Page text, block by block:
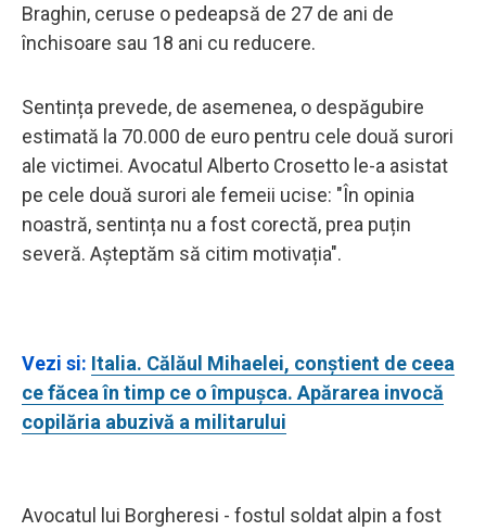
Braghin, ceruse o pedeapsă de 27 de ani de
închisoare sau 18 ani cu reducere.
Sentința prevede, de asemenea, o despăgubire
estimată la 70.000 de euro pentru cele două surori
ale victimei. Avocatul Alberto Crosetto le-a asistat
pe cele două surori ale femeii ucise: "În opinia
noastră, sentința nu a fost corectă, prea puțin
severă. Așteptăm să citim motivația".
Vezi si: Italia. Călăul Mihaelei, conștient de ceea
ce făcea în timp ce o împușca. Apărarea invocă
copilăria abuzivă a militarului
Avocatul lui Borgheresi - fostul soldat alpin a fost